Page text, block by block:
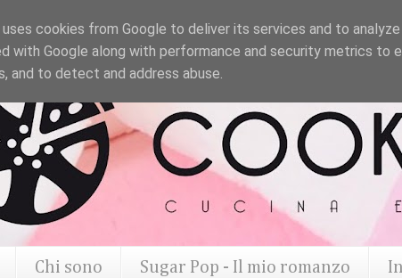
Chi sono Sugar Pop - Il mio romanzo
cookies from Google to deliver its services and to
with Google along with performance and security metrics to
and to detect and address abuse.